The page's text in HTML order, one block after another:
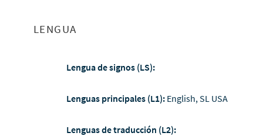
LENGUA
Lengua de signos (LS):
Lenguas principales (L1): English, SL USA
Lenguas de traducción (L2):